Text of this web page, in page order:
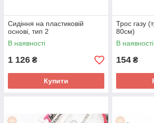
Сидіння на пластиковій
основі, тип 2
В наявності
1 126 ₴
Купити
Трос газу
80см)
В наявності
154 ₴